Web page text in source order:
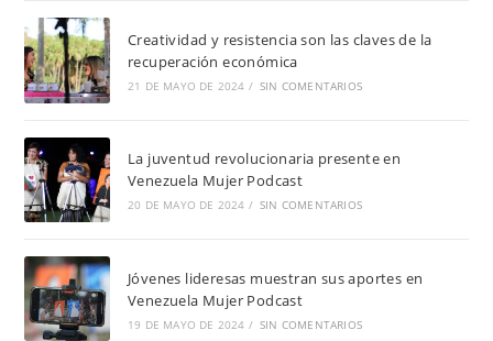
Creatividad y resistencia son las claves de la
recuperación económica
21 DE MAYO DE 2024 / SIN COMENTARIOS
La juventud revolucionaria presente en
Venezuela Mujer Podcast
20 DE MAYO DE 2024 / SIN COMENTARIOS
Jóvenes lideresas muestran sus aportes en
Venezuela Mujer Podcast
19 DE MAYO DE 2024 / SIN COMENTARIOS